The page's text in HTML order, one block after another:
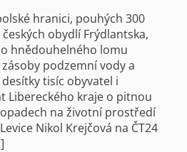
hranici, pouhých 300
obydlí Frýdlantska,
hnědouhelného lomu
podzemní vody a
tisíc obyvatel i
Libereckého kraje o pitnou
na životní prostředí
Nikol Krejčová na ČT24